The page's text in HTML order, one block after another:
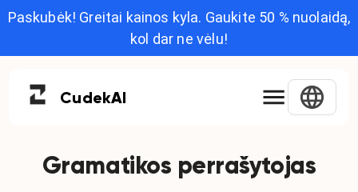
Paskubėk! Greitai kainos kyla. Gaukite 50 % nuolaidą,
kol dar ne vėlu!
CudekAI
Gramatikos perrašytojas